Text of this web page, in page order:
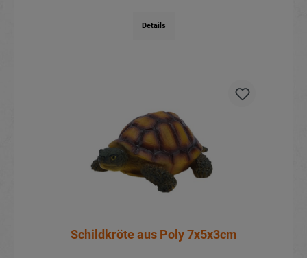
Details
Schildkröte aus Poly 7x5x3cm